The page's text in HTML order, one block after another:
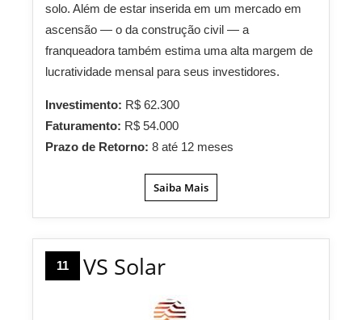
solo. Além de estar inserida em um mercado em
ascensão — o da construção civil — a
franqueadora também estima uma alta margem de
lucratividade mensal para seus investidores.
Investimento: R$ 62.300
Faturamento: R$ 54.000
Prazo de Retorno: 8 até 12 meses
Saiba Mais
11 VS Solar